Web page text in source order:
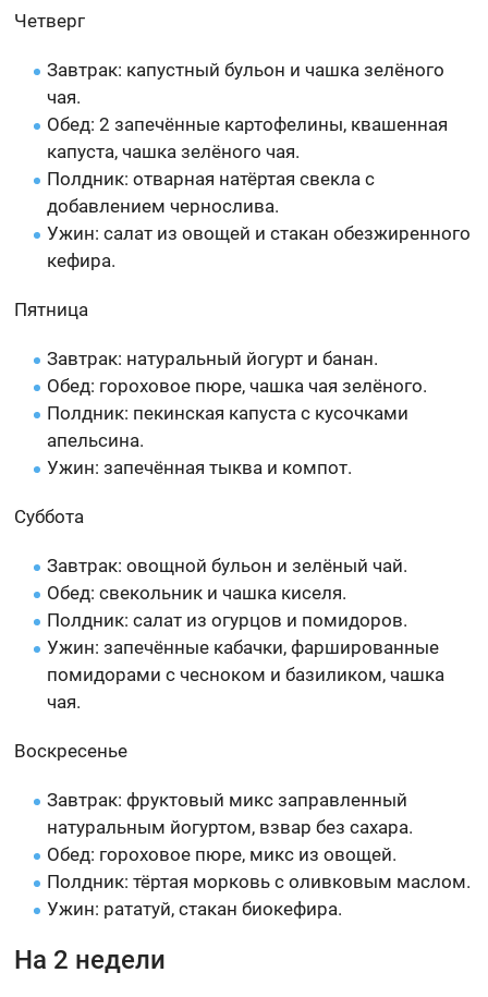
Четверг
Завтрак: капустный бульон и чашка зелёного
чая.
Обед: 2 запечённые картофелины, квашенная
капуста, чашка зелёного чая.
Полдник: отварная натёртая свекла с
добавлением чернослива.
Ужин: салат из овощей и стакан обезжиренного
кефира.
Пятница
Завтрак: натуральный йогурт и банан.
Обед: гороховое пюре, чашка чая зелёного.
Полдник: пекинская капуста с кусочками
апельсина.
Ужин: запечённая тыква и компот.
Суббота
Завтрак: овощной бульон и зелёный чай.
Обед: свекольник и чашка киселя.
Полдник: салат из огурцов и помидоров.
Ужин: запечённые кабачки, фаршированные
помидорами с чесноком и базиликом, чашка
чая.
Воскресенье
Завтрак: фруктовый микс заправленный
натуральным йогуртом, взвар без сахара.
Обед: гороховое пюре, микс из овощей.
Полдник: тёртая морковь с оливковым маслом.
Ужин: рататуй, стакан биокефира.
На 2 недели